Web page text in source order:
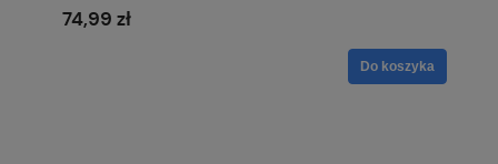
74,99 zł
Do koszyka